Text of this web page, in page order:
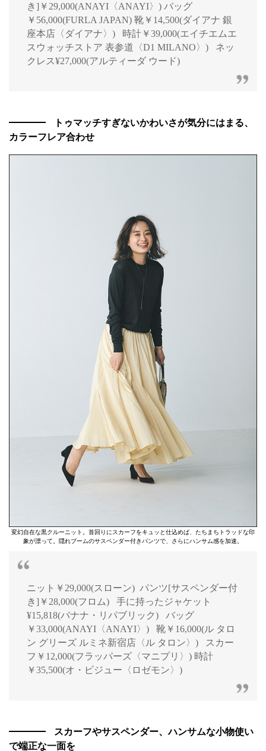
き]￥29,000(ANAYI〈ANAYI〉) バッグ
￥56,000(FURLA JAPAN) 靴￥14,500(ダイアナ 銀
座本店〈ダイアナ〉) 時計￥39,000(エイチエムエ
スウォッチストア 表参道〈D1 MILANO〉) ネッ
クレス¥27,000(アルティーダ ウード)
トゥマッチすぎないかわいさが気分にはまる、
カラーフレア合わせ
変幻自在な黒クルーニット。首回りにスカーフをキュッと仕込めば、たちまちトラッドな印
象が漂って。隠れブームのサスペンダー付きパンツで、さらにハンサム感を加速。
ニット￥29,000(スローン) パンツ[サスペンダー付
き]￥28,000(フロム) 手に持ったジャケット
¥15,818(バナナ・リパブリック) バッグ
￥33,000(ANAYI〈ANAYI〉) 靴￥16,000(ル タロ
ン グリーズ ルミネ新宿店〈ル タロン〉) スカー
フ￥12,000(フラッパーズ〈マニプリ〉) 時計
￥35,500(オ・ビジュー〈ロゼモン〉)
スカーフやサスペンダー、ハンサムな小物使い
で端正な一面を